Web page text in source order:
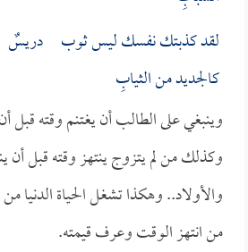
لقد كذبتك نفسك ليس ثوب دريسٌ
كالجديد من الثيابِ
وينبغي على الطالب أن يغتنم وقته
وكذلك من لم يتزوج ينتهز وقته قبل أن
والأولاد.. وهكذا تشغل الحياة الدنيا
من انتهز الوقت وعرف قيمته.